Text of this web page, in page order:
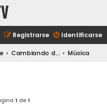
Identificarse
Registrarse
Cambiando de tema... Música
1 de1